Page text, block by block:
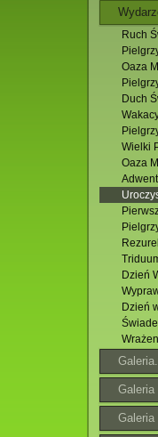
Ruch
Oaza
Duch
Wielki
Oaza
Adwent
Dzień
Dzień
2026
Galeria
Galeria